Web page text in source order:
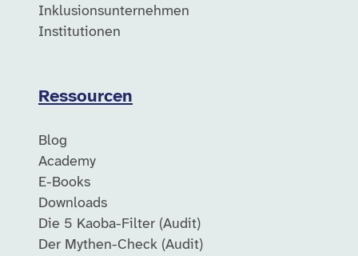
Inklusionsunternehmen
Institutionen
Ressourcen
Blog
Academy
E-Books
Downloads
Die 5 Kaoba-Filter (Audit)
Der Mythen-Check (Audit)